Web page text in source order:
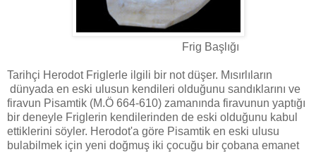
Frig Başlığı
Tarihçi Herodot Friglerle ilgili bir not düşer. Mısırlıların
dünyada en eski ulusun kendileri olduğunu sandıklarını ve
firavun Pisamtik (M.Ö 664-610) zamanında firavunun yaptığı
bir deneyle Friglerin kendilerinden de eski olduğunu kabul
ettiklerini söyler. Herodot'a göre Pisamtik en eski ulusu
bulabilmek için yeni doğmuş iki çocuğu bir çobana emanet